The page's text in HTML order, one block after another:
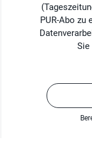
PUR-Abo zu
Sie